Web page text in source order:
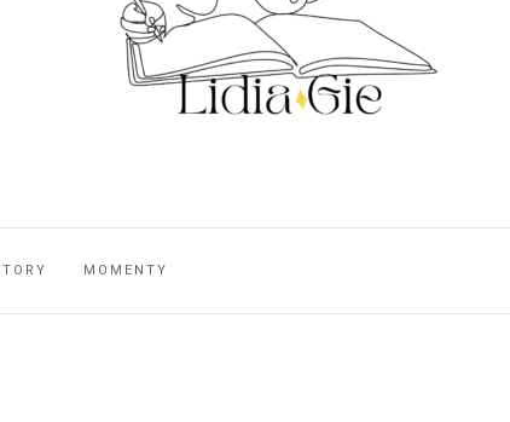
MOMENTY